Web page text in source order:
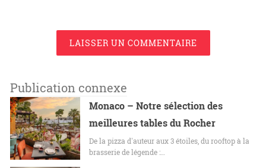
LAISSER UN COMMENTAIRE
Publication connexe
Monaco – Notre sélection des
meilleures tables du Rocher
De la pizza d'auteur aux 3 étoiles, du rooftop à la
brasserie de légende :…